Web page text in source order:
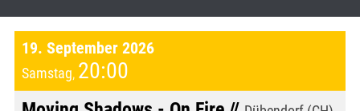
19. September 2026
Samstag, 20:00